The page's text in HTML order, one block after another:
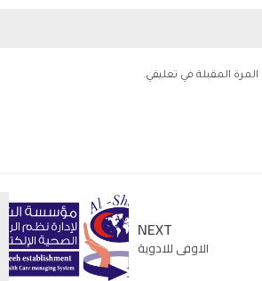
المقبلة في تعليقي.
NEXT
الاوفى للادوية